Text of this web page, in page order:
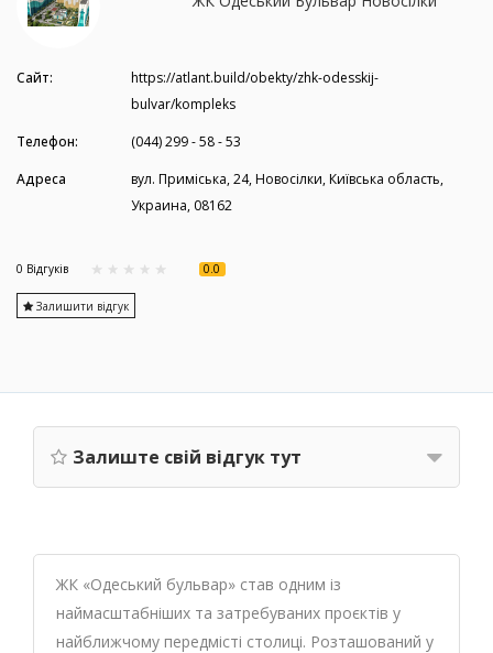
Сайт:
https://atlant.build/obekty/zhk-odesskij-
bulvar/kompleks
Телефон:
(044) 299 - 58 - 53
Адреса
вул. Приміська, 24, Новосілки, Київська область,
Украина, 08162
0 Вiдгукiв 0.0
Залишити відгук
Залиште свій відгук тут
ЖК «Одеський бульвар» став одним із
наймасштабніших та затребуваних проєктів у
найближчому передмісті столиці. Розташований у